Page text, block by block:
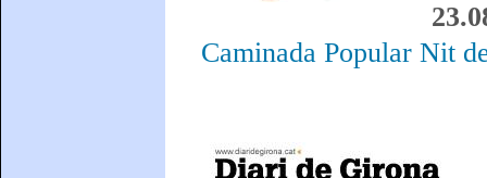
Caminada Popular Nit